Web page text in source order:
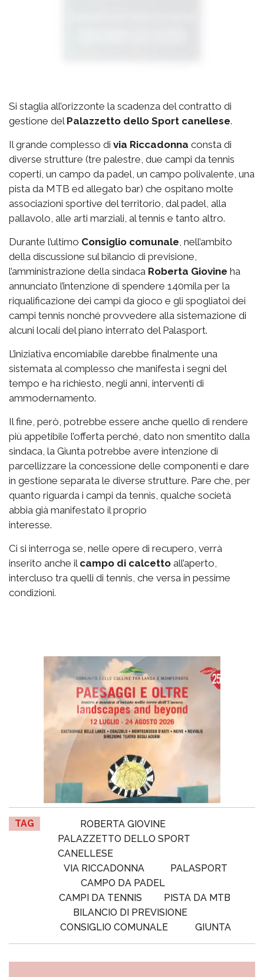
Si staglia all’orizzonte la scadenza del contratto di
gestione del Palazzetto dello Sport canellese.
Il grande complesso di via Riccadonna consta di
diverse strutture (tre palestre, due campi da tennis
coperti, un campo da padel, un campo polivalente, una
pista da MTB ed allegato bar) che ospitano molte
associazioni sportive del territorio, dal padel, alla
pallavolo, alle arti marziali, al tennis e tanto altro.
Durante l’ultimo Consiglio comunale , nell’ambito
della discussione sul bilancio di previsione,
l’amministrazione della sindaca Roberta Giovine ha
annunciato l’intenzione di spendere 140mila per la
riqualificazione dei campi da gioco e gli spogliatoi dei
campi tennis nonché provvedere alla sistemazione di
alcuni locali del piano interrato del Palasport.
L’iniziativa encomiabile darebbe finalmente una
sistemata al complesso che manifesta i segni del
tempo e ha richiesto, negli anni, interventi di
ammodernamento.
Il fine, però, potrebbe essere anche quello di rendere
più appetibile l’offerta perché, dato non smentito dalla
sindaca, la Giunta potrebbe avere intenzione di
parcellizzare la concessione delle componenti e dare
in gestione separata le diverse strutture. Pare che, per
quanto riguarda i campi da tennis, qualche società
abbia già manifestato il proprio
interesse.
Ci si interroga se, nelle opere di recupero, verrà
inserito anche il campo di calcetto all’aperto,
intercluso tra quelli di tennis, che versa in pessime
condizioni.
TAG
ROBERTA GIOVINE
PALAZZETTO DELLO SPORT
CANELLESE
VIA RICCADONNA
PALASPORT
CAMPO DA PADEL
CAMPI DA TENNIS
PISTA DA MTB
BILANCIO DI PREVISIONE
CONSIGLIO COMUNALE
GIUNTA